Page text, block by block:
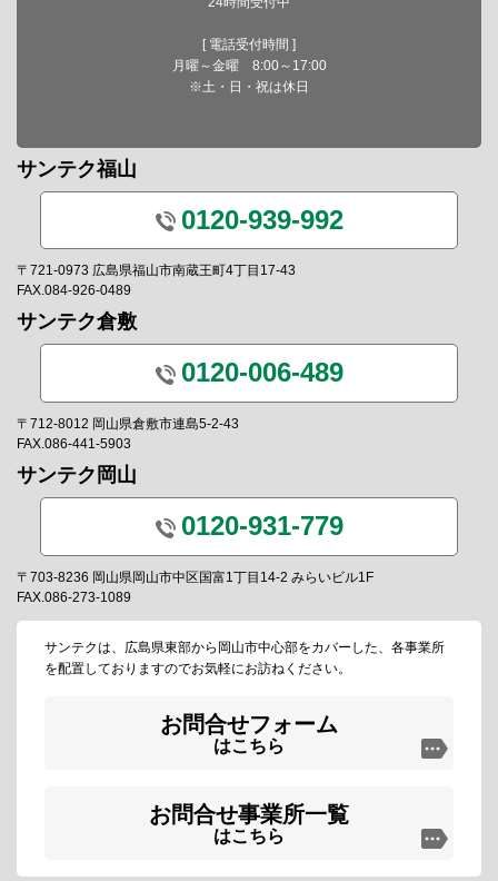
[ 電話受付時間 ]
月曜～金曜 8:00～17:00
※土・日・祝は休日
サンテク福山
0120-939-992
〒721-0973 広島県福山市南蔵王町4丁目17-43
FAX.084-926-0489
サンテク倉敷
0120-006-489
〒712-8012 岡山県倉敷市連島5-2-43
FAX.086-441-5903
サンテク岡山
0120-931-779
〒703-8236 岡山県岡山市中区国富1丁目14-2 みらいビル1F
FAX.086-273-1089
サンテクは、広島県東部から岡山市中心部をカバーした、各事業所
を配置しておりますのでお気軽にお訪ねください。
お問合せフォーム
はこちら
お問合せ事業所一覧
はこちら